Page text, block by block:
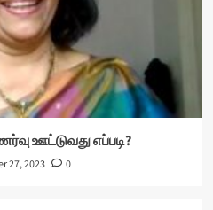
ஊட்டுவது எப்படி?
27, 2023 0